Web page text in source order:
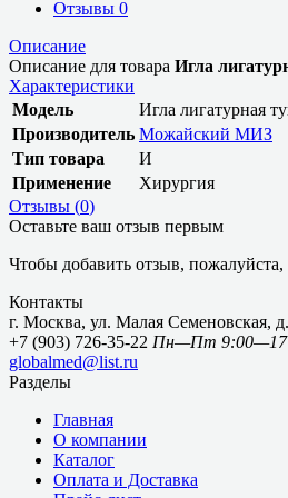
Отзывы 0
Описание
Описание для товара Игла
Характеристики
Модель
Игла лигатурная
Производитель Можайский МИЗ
Тип товара
И
Применение
Хирургия
Отзывы (0)
Оставьте ваш отзыв первым
Чтобы добавить отзыв, пожалуйста,
Контакты
г. Москва, ул. Малая Семеновская,
+7 (903) 726-35-22 Пн—Пт
globalmed@list.ru
Разделы
Главная
О компании
Каталог
Оплата и Доставка